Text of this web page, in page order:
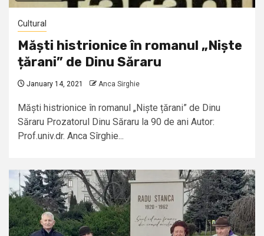
Cultural
Măști histrionice în romanul „Niște
țărani” de Dinu Săraru
January 14, 2021 Anca Sirghie
Măști histrionice în romanul „Niște țărani” de Dinu
Săraru Prozatorul Dinu Săraru la 90 de ani Autor:
Prof.univ.dr. Anca Sîrghie...